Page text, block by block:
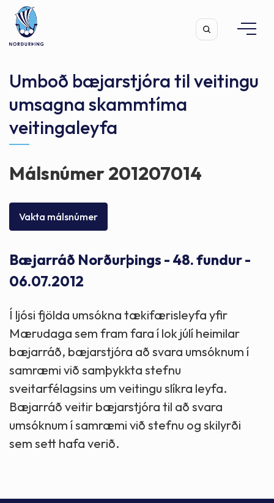
Leita
Umboð bæjarstjóra til veitingu
umsagna skammtíma
veitingaleyfa
Málsnúmer 201207014
Vakta málsnúmer
Bæjarráð Norðurþings - 48. fundur -
06.07.2012
Í ljósi fjölda umsókna tækifærisleyfa yfir
Mærudaga sem fram fara í lok júlí heimilar
bæjarráð, bæjarstjóra að svara umsóknum í
samræmi við samþykkta stefnu
sveitarfélagsins um veitingu slíkra leyfa.
Bæjarráð veitir bæjarstjóra til að svara
umsóknum í samræmi við stefnu og skilyrði
sem sett hafa verið.